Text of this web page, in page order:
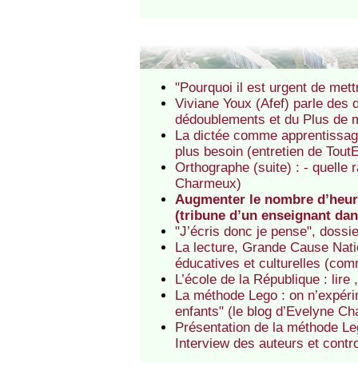
"Pourquoi il est urgent de
Viviane Youx (Afef) parle des
dédoublements et du Plus de
La dictée comme
plus besoin (entretien de
Orthographe (suite) : - quelle
Charmeux)
Augmenter le nombre
(tribune d’un enseignant
"J’écris donc je pense",
La lecture, Grande Cause
éducatives et culturelles
L’école de la République :
La méthode Lego : on
enfants" (le blog d’Evelyne
Présentation de la méthode
Interview des auteurs et